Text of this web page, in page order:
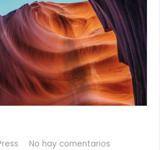
No hay comentarios